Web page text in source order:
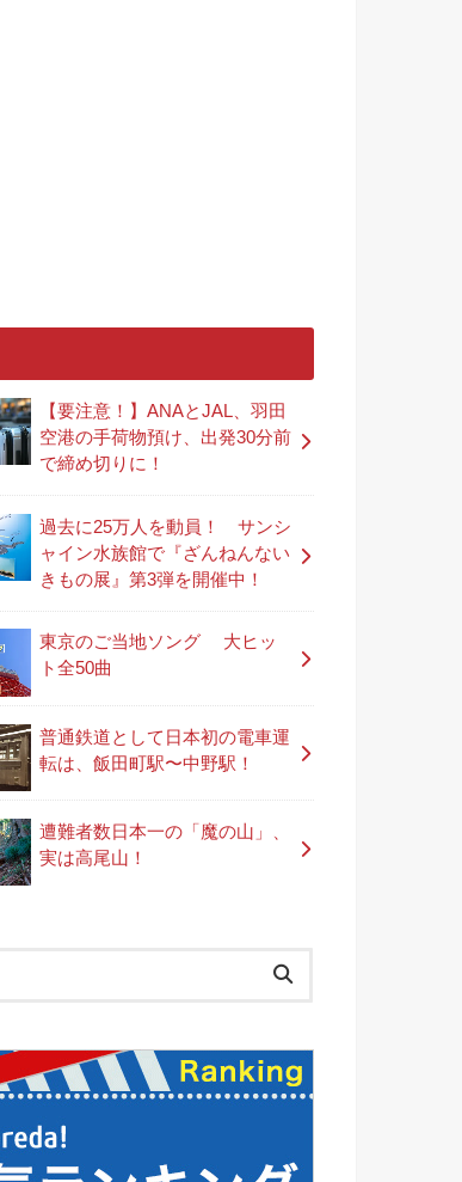
【要注意！】ANAとJAL、羽田
空港の手荷物預け、出発30分前
で締め切りに！
過去に25万人を動員！ サンシ
ャイン水族館で『ざんねんない
きもの展』第3弾を開催中！
東京のご当地ソング 大ヒッ
ト全50曲
普通鉄道として日本初の電車運
転は、飯田町駅〜中野駅！
遭難者数日本一の「魔の山」、
実は高尾山！